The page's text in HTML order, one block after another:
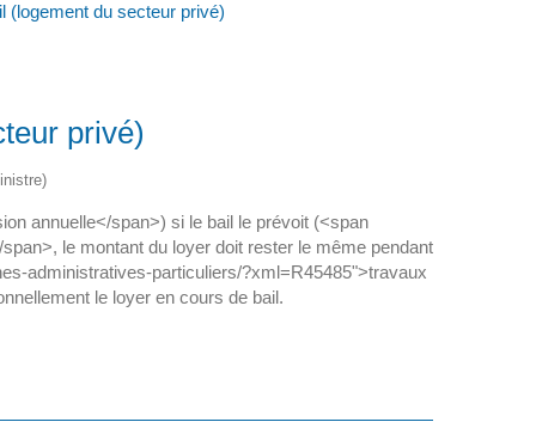
(logement du secteur privé)
privé)
annuelle</span>) si le bail le prévoit (<span
le montant du loyer doit rester le même pendant
administratives-particuliers/?xml=R45485">travaux
le loyer en cours de bail.